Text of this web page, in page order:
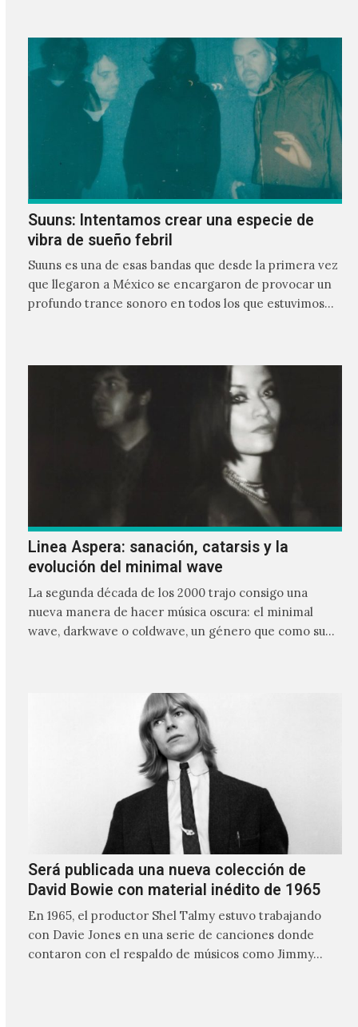
Suuns: Intentamos crear una especie de
vibra de sueño febril
Suuns es una de esas bandas que desde la primera vez
que llegaron a México se encargaron de provocar un
profundo trance sonoro en todos los que estuvimos
Linea Aspera: sanación, catarsis y la
evolución del minimal wave
La segunda década de los 2000 trajo consigo una
nueva manera de hacer música oscura: el minimal
wave, darkwave o coldwave, un género que como su
Será publicada una nueva colección de
David Bowie con material inédito de 1965
En 1965, el productor Shel Talmy estuvo trabajando
con Davie Jones en una serie de canciones donde
contaron con el respaldo de músicos como Jimmy…